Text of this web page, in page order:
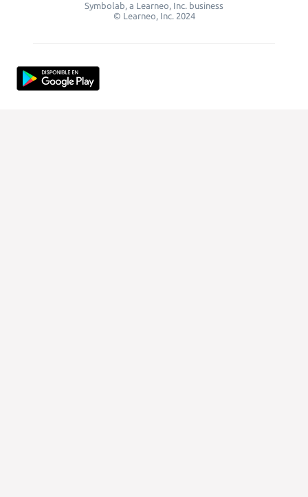
Symbolab, a Learneo, Inc. business
© Learneo, Inc. 2024